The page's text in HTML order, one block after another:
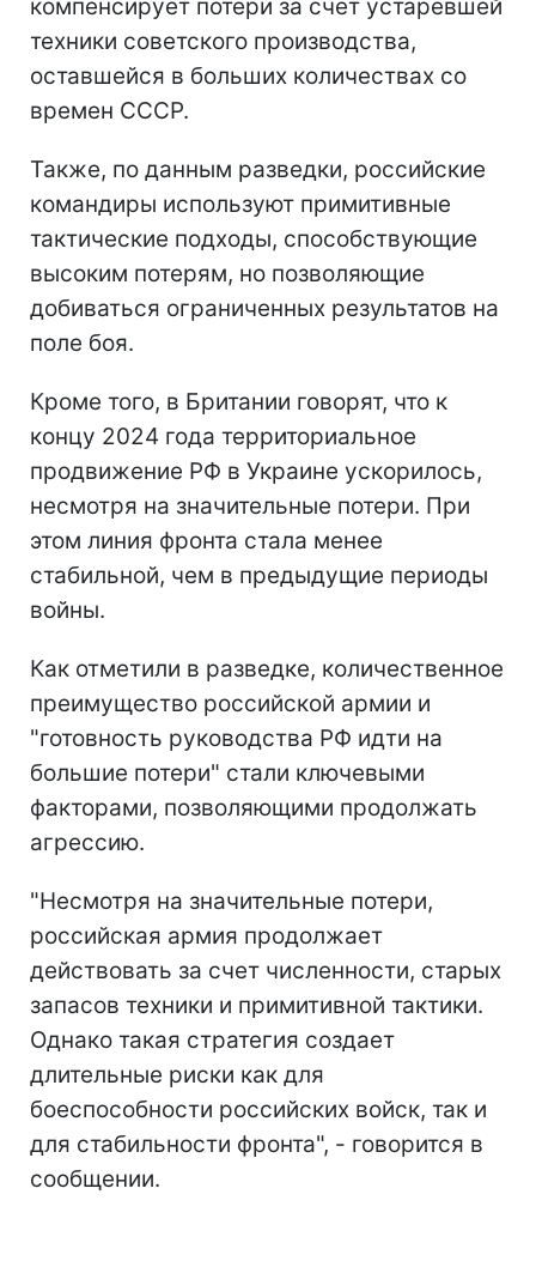
компенсирует потери за счет устаревшей
техники советского производства,
оставшейся в больших количествах со
времен СССР.
Также, по данным разведки, российские
командиры используют примитивные
тактические подходы, способствующие
высоким потерям, но позволяющие
добиваться ограниченных результатов на
поле боя.
Кроме того, в Британии говорят, что к
концу 2024 года территориальное
продвижение РФ в Украине ускорилось,
несмотря на значительные потери. При
этом линия фронта стала менее
стабильной, чем в предыдущие периоды
войны.
Как отметили в разведке, количественное
преимущество российской армии и
"готовность руководства РФ идти на
большие потери" стали ключевыми
факторами, позволяющими продолжать
агрессию.
"Несмотря на значительные потери,
российская армия продолжает
действовать за счет численности, старых
запасов техники и примитивной тактики.
Однако такая стратегия создает
длительные риски как для
боеспособности российских войск, так и
для стабильности фронта", - говорится в
сообщении.